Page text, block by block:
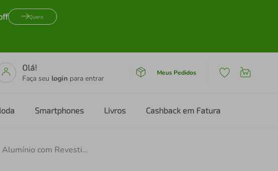
Quero
Olá!
Faça seu login para entrar
Meus Pedidos
Smartphones Livros Cashback em Fatura
Frigideira Wok Indução 28 em Alumínio com Revestimento Cerâmico Bege Lyor